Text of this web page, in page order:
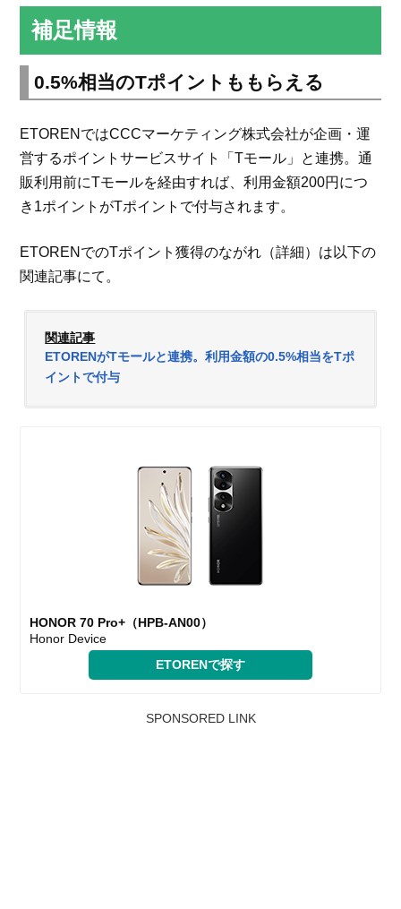
補足情報
0.5%相当のTポイントももらえる
ETORENではCCCマーケティング株式会社が企画・運
営するポイントサービスサイト「Tモール」と連携。通
販利用前にTモールを経由すれば、利用金額200円につ
き1ポイントがTポイントで付与されます。
ETORENでのTポイント獲得のながれ（詳細）は以下の
関連記事にて。
関連記事
ETORENがTモールと連携。利用金額の0.5%相当をTポ
イントで付与
HONOR 70 Pro+（HPB-AN00）
Honor Device
ETORENで探す
SPONSORED LINK